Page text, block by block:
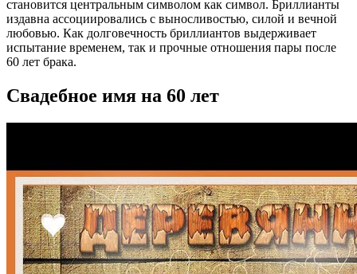
становится центральным символом как символ. Бриллианты
издавна ассоциировались с выносливостью, силой и вечной
любовью. Как долговечность бриллиантов выдерживает
испытание временем, так и прочные отношения пары после
60 лет брака.
Свадебное имя на 60 лет